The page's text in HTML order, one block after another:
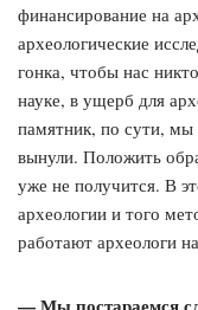
финансирование на
археологические
гонка, чтобы нас
науке, в ущерб для
памятник, по сути,
вынули. Положить
уже не получится. В
археологии и того
работают археологи